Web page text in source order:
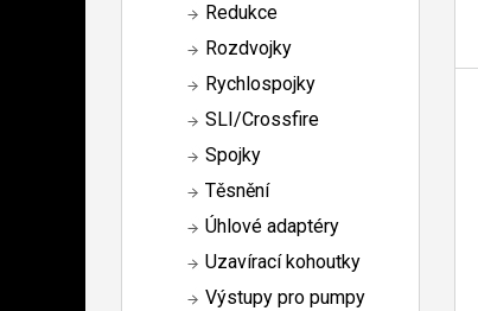
Redukce
Rozdvojky
Rychlospojky
SLI/Crossfire
Spojky
Těsnění
Úhlové adaptéry
Uzavírací kohoutky
Výstupy pro pumpy